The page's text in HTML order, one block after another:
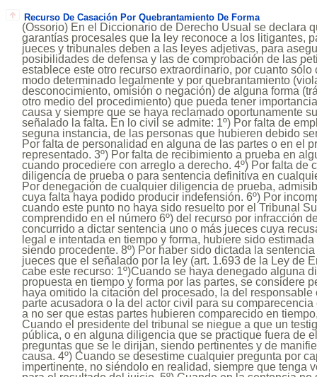
Recurso De Casación Por Quebrantamiento De Forma
(Ossorio) En el Diccionario de Derecho Usual se declara
garantías procesales que la ley reconoce a los litigantes,
jueces y tribunales deben a las leyes adjetivas, para
posibilidades de defensa y las de comprobación de las
establece este otro recurso extraordinario, por cuanto
modo determinado legalmente y por quebrantamiento
desconocimiento, omisión o negación) de alguna forma
otro medio del procedimiento) que pueda tener
causa y siempre que se haya reclamado oportunamente
señalado la falta. En lo civil se admite: 1º) Por falta de
seguna instancia, de las personas que hubieren debido
Por falta de personalidad en alguna de las partes o en el
representado. 3º) Por falta de recibimiento a prueba en
cuando procediere con arreglo a derecho. 4º) Por falta de
diligencia de prueba o para sentencia definitiva en
Por denegación de cualquier diligencia de prueba,
cuya falta haya podido producir indefensión. 6º) Por
cuando este punto no haya sido resuelto por el Tribunal
comprendido en el número 6º) del recurso por infracción
concurrido a dictar sentencia uno o más jueces cuya
legal e intentada en tiempo y forma, hubiere sido
siendo procedente. 8º) Por haber sido dictada la
jueces que el señalado por la ley (art. 1.693 de la Ley de
cabe este recurso: 1º)Cuando se haya denegado alguna
propuesta en tiempo y forma por las partes, se considere
haya omitido la citación del procesado, la del
parte acusadora o la del actor civil para su
a no ser que estas partes hubieren comparecido en
Cuando el presidente del tribunal se niegue a que un
pública, o en alguna diligencia que se practique fuera de
preguntas que se le dirijan, siendo pertinentes y de
causa. 4º) Cuando se desestime cualquier pregunta por
impertinente, no siéndolo en realidad, siempre que tenga